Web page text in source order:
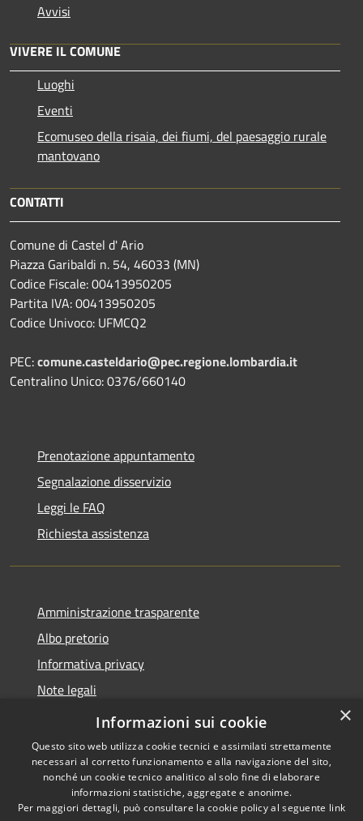
Avvisi
VIVERE IL COMUNE
Luoghi
Eventi
Ecomuseo della risaia, dei fiumi, del paesaggio rurale
mantovano
CONTATTI
Comune di Castel d' Ario
Piazza Garibaldi n. 54, 46033 (MN)
Codice Fiscale: 00413950205
Partita IVA: 00413950205
Codice Univoco: UFMCQ2
PEC:comune.casteldario@pec.regione.lombardia.it
Centralino Unico: 0376/660140
Prenotazione appuntamento
Segnalazione disservizio
Leggi le FAQ
Richiesta assistenza
Amministrazione trasparente
Albo pretorio
Informativa privacy
Note legali
Dichiarazione di accessibilità
Accessibilità
Copyright © 2026 • Comune di
Castel d'Ario • Powered by
×
Informazioni sui cookie
Questo sito web utilizza cookie tecnici e assimilati strettamente
necessari al corretto funzionamento e alla navigazione del sito,
nonché un cookie tecnico analitico al solo fine di elaborare
informazioni statistiche, aggregate e anonime.
Per maggiori dettagli, può consultare la cookie policy al seguente link